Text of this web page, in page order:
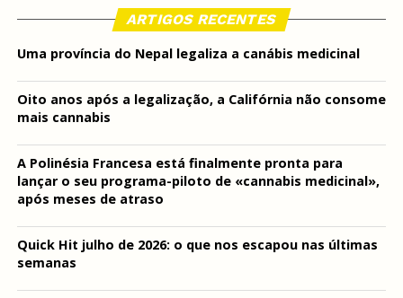
ARTIGOS RECENTES
Uma província do Nepal legaliza a canábis medicinal
Oito anos após a legalização, a Califórnia não consome
mais cannabis
A Polinésia Francesa está finalmente pronta para
lançar o seu programa-piloto de «cannabis medicinal»,
após meses de atraso
Quick Hit julho de 2026: o que nos escapou nas últimas
semanas